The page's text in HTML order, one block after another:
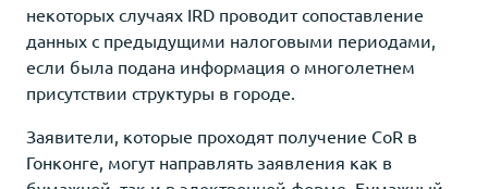
некоторых случаях IRD проводит сопоставление
данных с предыдущими налоговыми периодами,
если была подана информация о многолетнем
присутствии структуры в городе.
Заявители, которые проходят получение CoR в
Гонконге, могут направлять заявления как в